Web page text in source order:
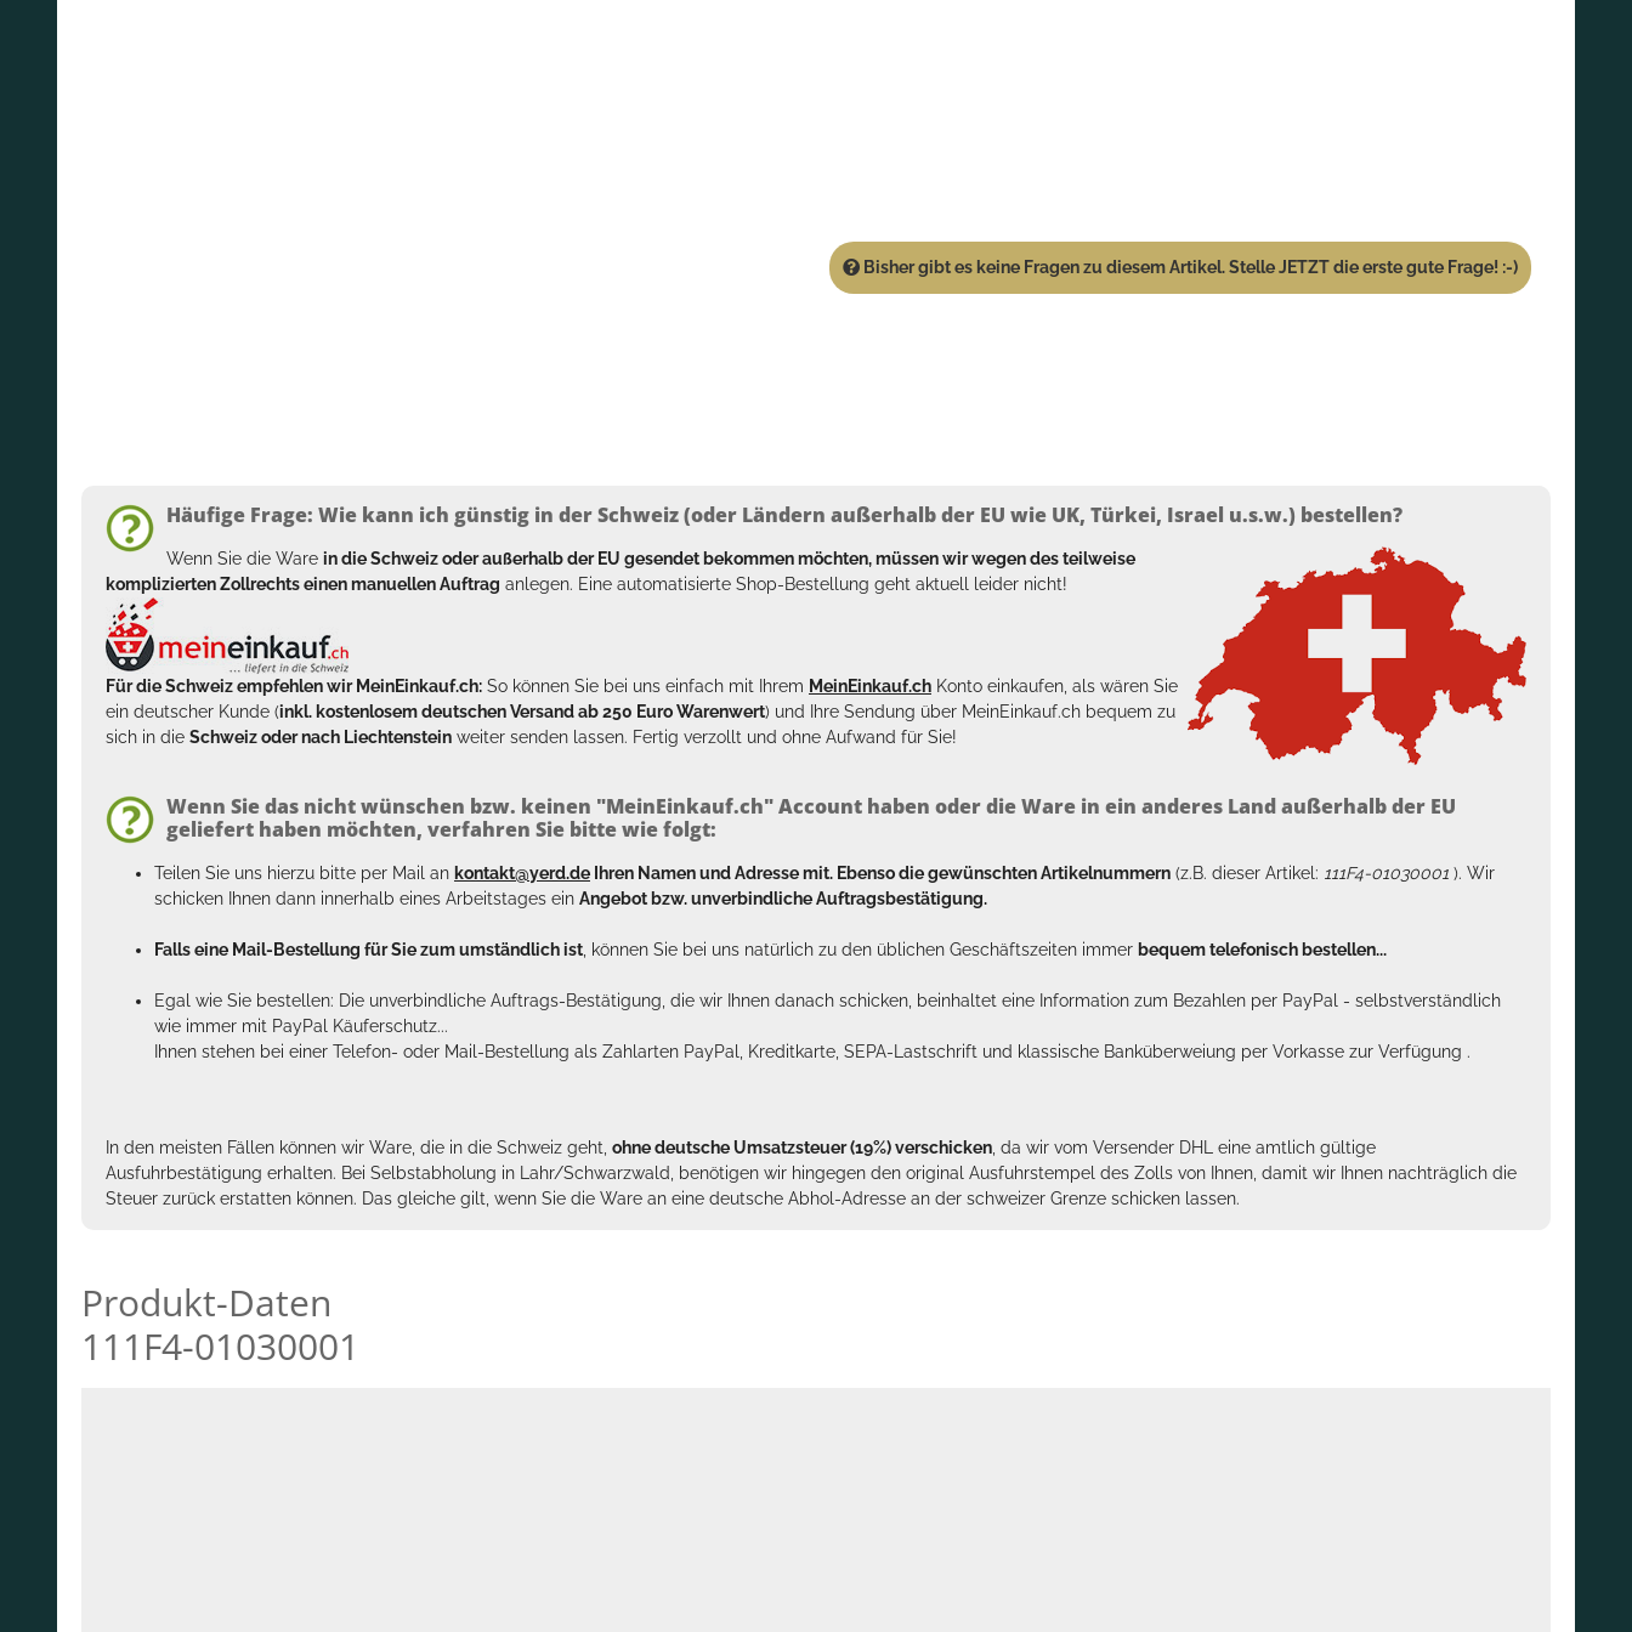
Bisher gibt es keine Fragen zu diesem Artikel. Stelle JETZT die erste gute Frage! :-)
Häufige Frage: Wie kann ich günstig in der Schweiz (oder Ländern außerhalb der EU wie UK, Türkei, Israel u.s.w.) bestellen?
Wenn Sie die Ware in die Schweiz oder außerhalb der EU gesendet bekommen möchten, müssen wir wegen des teilweise
komplizierten Zollrechts einen manuellen Auftrag anlegen. Eine automatisierte Shop-Bestellung geht aktuell leider nicht!
Für die Schweiz empfehlen wir MeinEinkauf.ch: So können Sie bei uns einfach mit Ihrem MeinEinkauf.ch Konto einkaufen, als wären Sie
ein deutscher Kunde (inkl. kostenlosem deutschen Versand ab 250 Euro Warenwert) und Ihre Sendung über MeinEinkauf.ch bequem zu
sich in die Schweiz oder nach Liechtenstein weiter senden lassen. Fertig verzollt und ohne Aufwand für Sie!
Wenn Sie das nicht wünschen bzw. keinen "MeinEinkauf.ch" Account haben oder die Ware in ein anderes Land außerhalb der EU
geliefert haben möchten, verfahren Sie bitte wie folgt:
Teilen Sie uns hierzu bitte per Mail an kontakt@yerd.de Ihren Namen und Adresse mit. Ebenso die gewünschten Artikelnummern (z.B. dieser Artikel: 111F4-01030001 ). Wir
schicken Ihnen dann innerhalb eines Arbeitstages ein Angebot bzw. unverbindliche Auftragsbestätigung.
Falls eine Mail-Bestellung für Sie zum umständlich ist , können Sie bei uns natürlich zu den üblichen Geschäftszeiten immer bequem telefonisch bestellen...
Egal wie Sie bestellen: Die unverbindliche Auftrags-Bestätigung, die wir Ihnen danach schicken, beinhaltet eine Information zum Bezahlen per PayPal - selbstverständlich
wie immer mit PayPal Käuferschutz...
Ihnen stehen bei einer Telefon- oder Mail-Bestellung als Zahlarten PayPal, Kreditkarte, SEPA-Lastschrift und klassische Banküberweiung per Vorkasse zur Verfügung .
In den meisten Fällen können wir Ware, die in die Schweiz geht, ohne deutsche Umsatzsteuer (19%) verschicken , da wir vom Versender DHL eine amtlich gültige
Ausfuhrbestätigung erhalten. Bei Selbstabholung in Lahr/Schwarzwald, benötigen wir hingegen den original Ausfuhrstempel des Zolls von Ihnen, damit wir Ihnen nachträglich die
Steuer zurück erstatten können. Das gleiche gilt, wenn Sie die Ware an eine deutsche Abhol-Adresse an der schweizer Grenze schicken lassen.
Produkt-Daten
111F4-01030001